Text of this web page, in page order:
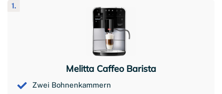
1.
Melitta Caffeo Barista
Zwei Bohnenkammern